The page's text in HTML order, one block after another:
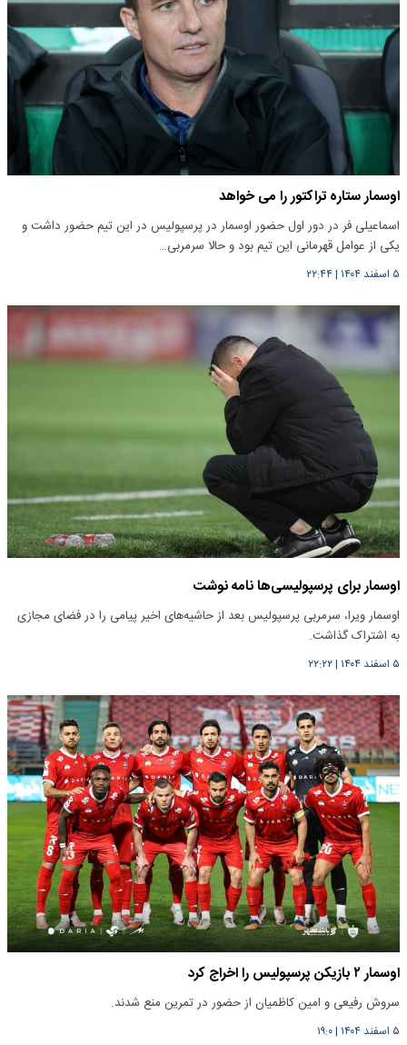
اوسمار ستاره تراکتور را می خواهد
اسماعیلی فر در دور اول حضور اوسمار در پرسپولیس در این تیم حضور داشت و
یکی از عوامل قهرمانی این تیم بود و حالا سرمربی…
۵ اسفند ۱۴۰۴ |۲۲:۴۴
اوسمار برای پرسپولیسی‌ها نامه نوشت
اوسمار ویرا، سرمربی پرسپولیس بعد از حاشیه‌های اخیر پیامی را در فضای مجازی
به اشتراک گذاشت.
۵ اسفند ۱۴۰۴ |۲۲:۲۲
اوسمار ۲ بازیکن پرسپولیس را اخراج کرد
سروش رفیعی و امین کاظمیان از حضور در تمرین منع شدند.
۵ اسفند ۱۴۰۴ |۱۹:۰